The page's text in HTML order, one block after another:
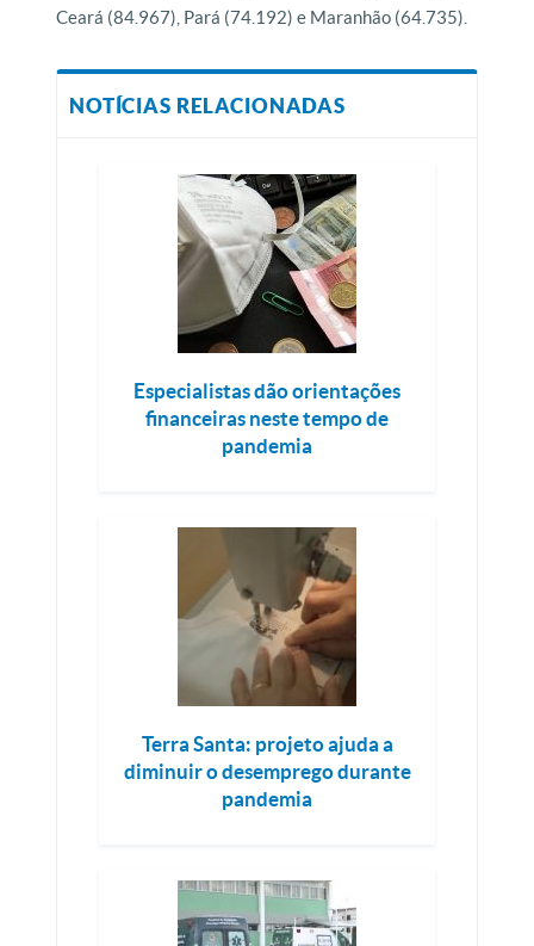
Ceará (84.967), Pará (74.192) e Maranhão (64.735).
NOTÍCIAS RELACIONADAS
Especialistas dão orientações
financeiras neste tempo de
pandemia
Terra Santa: projeto ajuda a
diminuir o desemprego durante
pandemia